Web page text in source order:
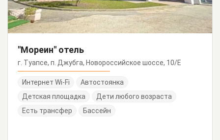
"Мореин" отель
г. Туапсе, п. Джубга, Новороссийское шоссе, 10/Е
Интернет Wi-Fi
Автостоянка
Детская площадка
Дети любого возраста
Есть трансфер
Бассейн